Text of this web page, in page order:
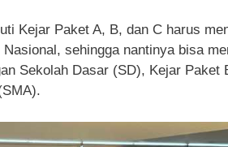
Kejar Paket A, B, dan C harus
sehingga nantinya bisa
Sekolah Dasar (SD), Kejar Paket